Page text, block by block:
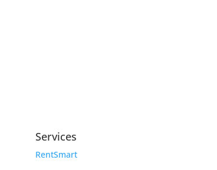
Services
RentSmart